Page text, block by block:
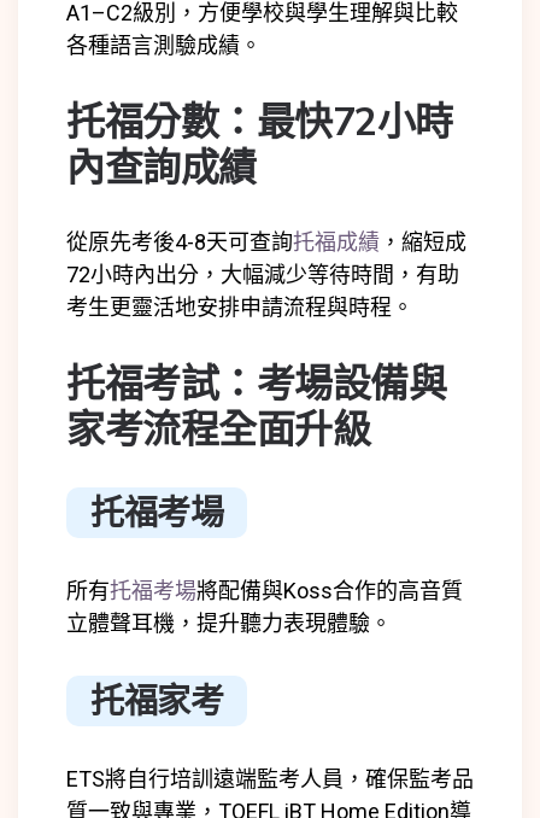
A1–C2級別，方便學校與學生理解與比較
各種語言測驗成績。
托福分數：最快72小時
內查詢成績
從原先考後4-8天可查詢托福成績 ，縮短成
72小時內出分，大幅減少等待時間，有助
考生更靈活地安排申請流程與時程。
托福考試：考場設備與
家考流程全面升級
托福考場
所有托福考場將配備與Koss合作的高音質
立體聲耳機，提升聽力表現體驗。
托福家考
ETS將自行培訓遠端監考人員，確保監考品
質一致與專業，TOEFL iBT Home Edition導